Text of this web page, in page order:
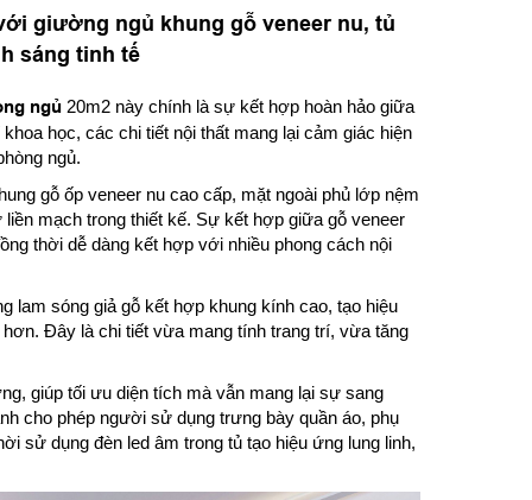
giường ngủ khung gỗ veneer nu, tủ
sáng tinh tế
ngủ 20m2 này chính là sự kết hợp hoàn hảo giữa
học, các chi tiết nội thất mang lại cảm giác hiện
ngủ.
gỗ ốp veneer nu cao cấp, mặt ngoài phủ lớp nệm
mạch trong thiết kế. Sự kết hợp giữa gỗ veneer
thời dễ dàng kết hợp với nhiều phong cách nội
sóng giả gỗ kết hợp khung kính cao, tạo hiệu
Đây là chi tiết vừa mang tính trang trí, vừa tăng
giúp tối ưu diện tích mà vẫn mang lại sự sang
cho phép người sử dụng trưng bày quần áo, phụ
sử dụng đèn led âm trong tủ tạo hiệu ứng lung linh,